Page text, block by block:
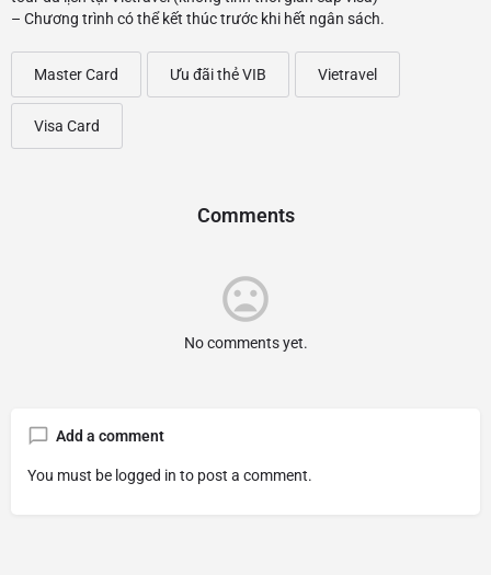
– Chương trình có thể kết thúc trước khi hết ngân sách.
Master Card Ưu đãi thẻ VIB Vietravel
Visa Card
Comments
No comments yet.
Add a comment
You must be logged in to post a comment.